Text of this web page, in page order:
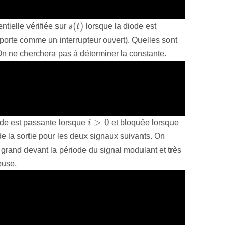
vérifiée sur s(t)
s(t) lorsque la diode est
comme un interrupteur ouvert). Quelles sont
ne cherchera pas à déterminer la constante.
est passante lorsque i>0
i > 0 et bloquée lorsques(t)>e(t)
la sortie pour les deux signaux suivants. On
devant la période du signal modulant et très